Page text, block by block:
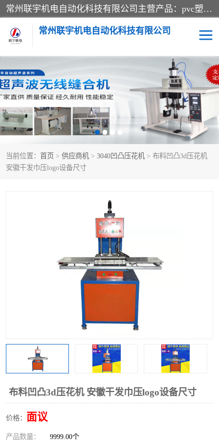
常州联宇机电自动化科技有限公司主营产品：pvc塑料焊机、高频热合机、软膜天花压边机、服装布料凹凸压花机、布料3d压印设备、服装植胶设备、超声波布料花边机、无纺布热合机、全自动压花机。
常州联宇机电自动化科技有限公司
当前位置： 首页 > 供应商机 > 3040凹凸压花机 > 布料凹凸3d压花机
安徽干发巾压logo设备尺寸
布料凹凸3d压花机 安徽干发巾压logo设备尺寸
价格： 面议
产品数量： 9999.00个
压花定型机以及压花模具 超声波热合机
高频热合机 超声波花边机
超声波复合压花机 凹凸压花机压标机
3040凹凸压花机 双头服装凹凸压花机
海绵产品成型机